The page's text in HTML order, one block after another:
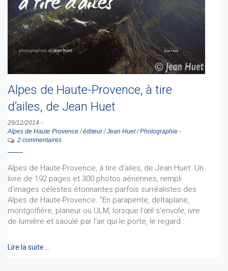
Alpes de Haute-Provence, à tire
d’ailes, de Jean Huet
29/12/2014 -
Alpes de Haute Provence /éditeur/Jean Huet/Photographie -
2 commentaires
Alpes de Haute-Provence, à tire d’ailes, de Jean Huet. Un
livre de 192 pages et 300 photos aériennes, rempli
d’images célestes étonnantes parfois surréalistes des
Alpes de Haute-Provence. "En parapente, deltaplane,
montgolfière, planeur ou ULM, lorsque l’œil s'envole, ivre
de lumière et saoulé par l'air qui le porte, le regard…
Lire la suite …